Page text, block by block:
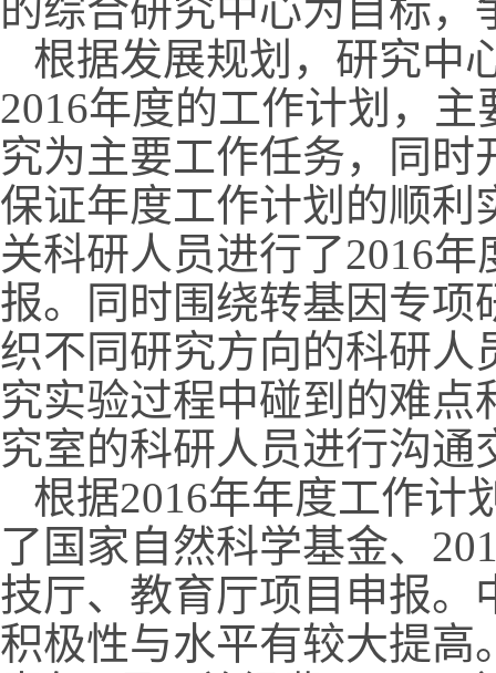
的综合研究中心为目标
根据发展规划，研究中
2016年度的工作计划，
究为主要工作任务，同
保证年度工作计划的顺利
关科研人员进行了2016
报。同时围绕转基因专项
织不同研究方向的科研人
究实验过程中碰到的难
究室的科研人员进行沟
根据2016年年度工作计
了国家自然科学基金、
技厅、教育厅项目申报。
积极性与水平有较大提高